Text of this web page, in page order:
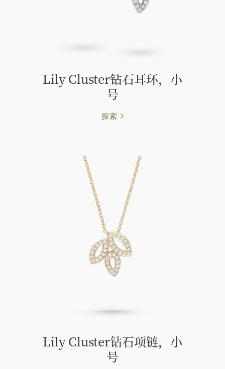
Lily Cluster钻石耳环，小
号
探索
Lily Cluster钻石项链，小
号